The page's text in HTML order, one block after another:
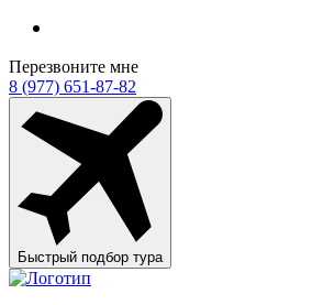
Перезвоните мне
8 (977) 651-87-82
Быстрый подбор тура